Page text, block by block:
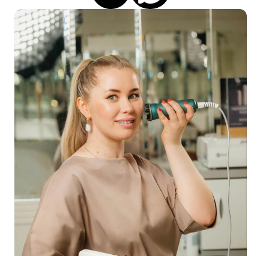
косметолог-эстетист
Средникова Валентина Петровна
КОМУ ПОДХОДИТ
ЖЕЛТЫЙ ПИЛИНГ?